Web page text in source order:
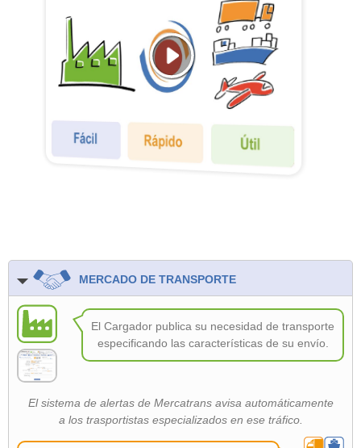
MERCADO DE TRANSPORTE
El Cargador publica su necesidad de transporte
especificando las características de su envío.
El sistema de alertas de Mercatrans avisa automáticamente
a los trasportistas especializados en ese tráfico.